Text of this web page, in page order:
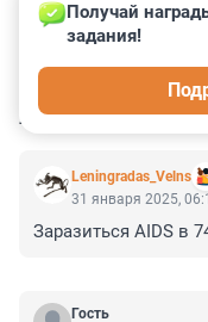
КОММЕНТАРИИ
Leningradas_Velns
Получай
задания!
31 января 2025,
Заразиться AIDS в
Гость